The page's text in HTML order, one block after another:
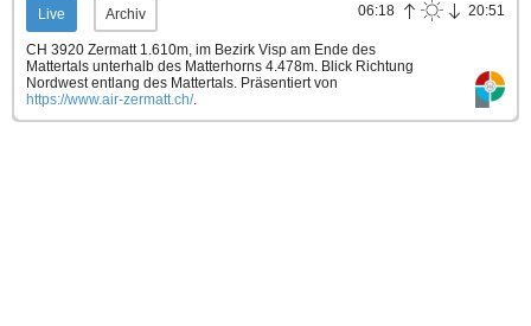
Live Archiv 06:18 20:51
CH 3920 Zermatt 1.610m, im Bezirk Visp am Ende des
Mattertals unterhalb des Matterhorns 4.478m. Blick Richtung
Nordwest entlang des Mattertals. Präsentiert von
https://www.air-zermatt.ch/.